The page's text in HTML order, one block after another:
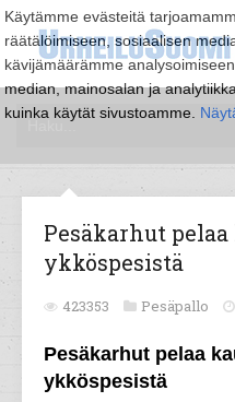
Käytämme evästeitä
räätälöimiseen, sosiaalisen
kävijämäärämme
median, mainosalan ja
kuinka käytät sivustoamme.
Pesäkarhut pelaa
ykköspesistä
423353 Pesäpallo
Pesäkarhut pelaa
ykköspesistä